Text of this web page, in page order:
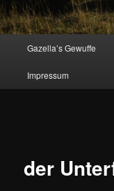
Gazella’s Gewuffe
Impressum
der